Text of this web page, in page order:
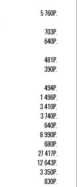
5 760Р.
703Р.
640Р.
481Р.
390Р.
494Р.
1 496Р.
3 410Р.
3 740Р.
640Р.
8 990Р.
680Р.
27 417Р.
12 643Р.
3 350Р.
830Р.